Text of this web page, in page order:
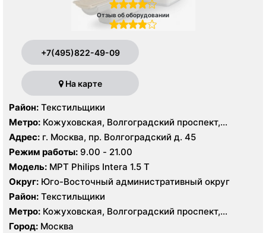
Отзыв об оборудовании
+7(495)822-49-09
На карте
Район: Текстильщики
Метро: Кожуховская, Волгоградский проспект,
Текстильщики
Адрес: г. Москва, пр. Волгоградский д. 45
Режим работы: 9.00 - 21.00
Модель: МРТ Philips Intera 1.5 T
Округ: Юго-Восточный административный округ
Район: Текстильщики
Метро: Кожуховская, Волгоградский проспект,
Текстильщики
Город: Москва